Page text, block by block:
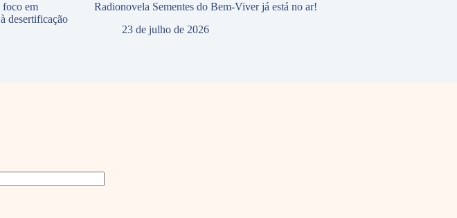
em
desertificação
Radionovela Sementes do Bem-Viver já está no ar!
23 de julho de 2026